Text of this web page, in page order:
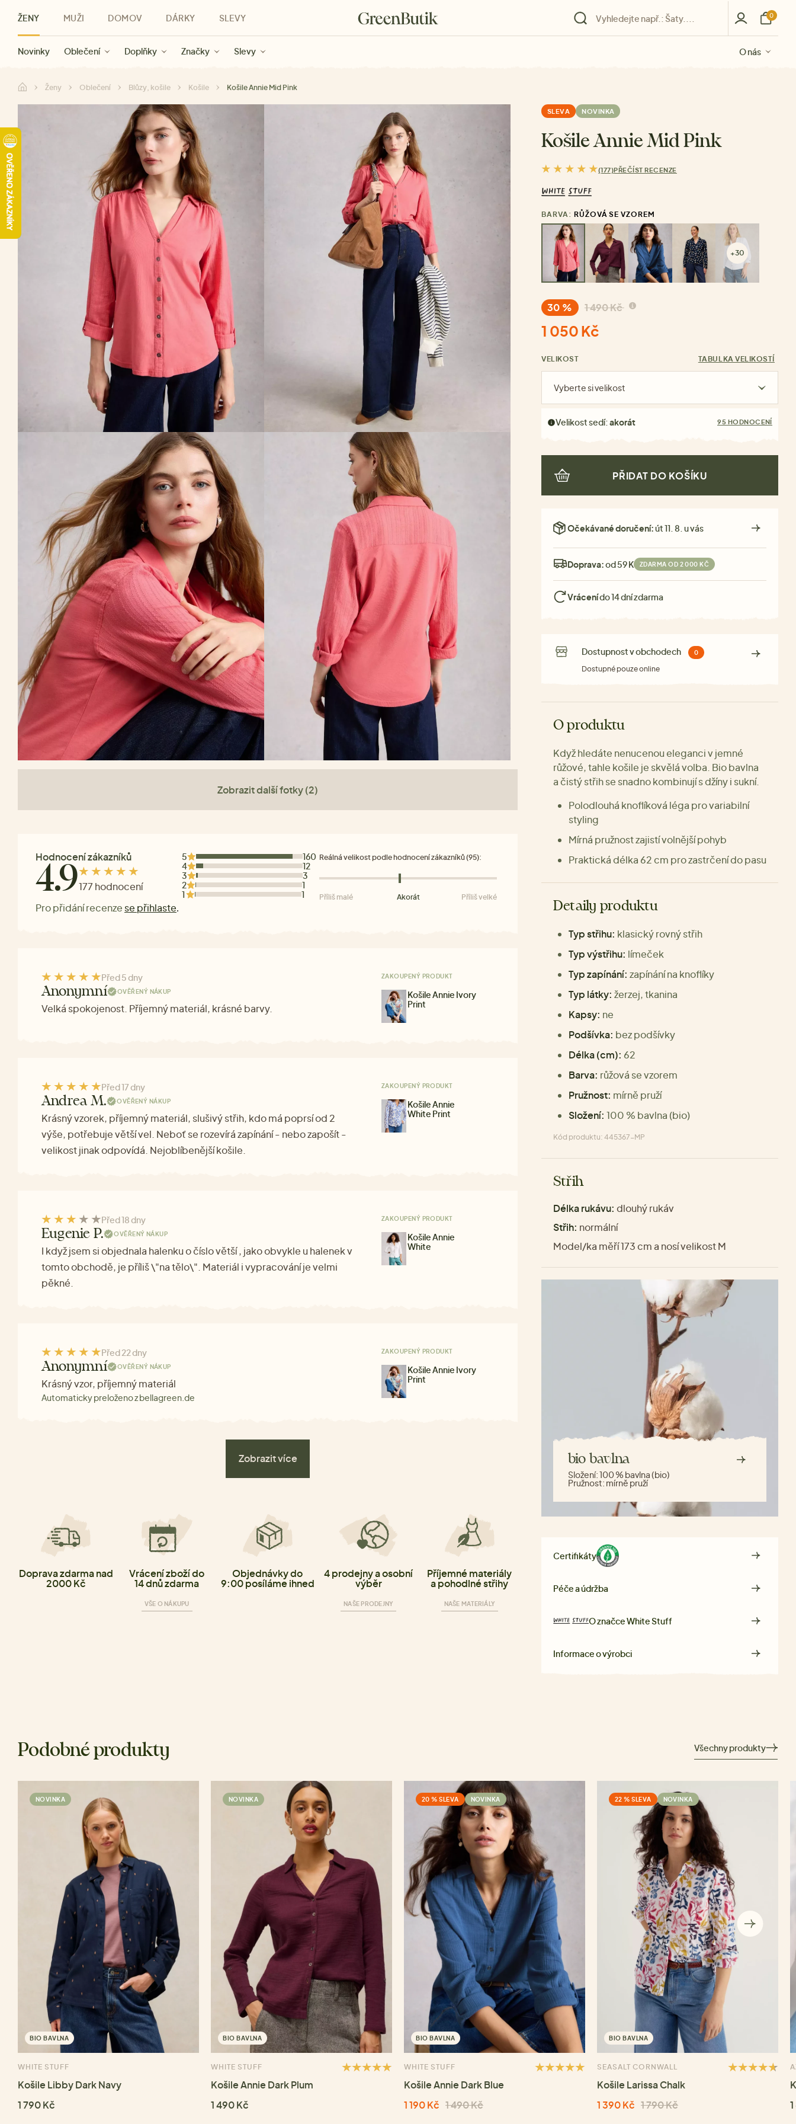
ŽENY
Novinky Oblečení Doplňky Značky Slevy O nás
MUŽI
Novinky Oblečení Značky Slevy O nás
DOMOV
Kategorie Značky Slevy O nás
DÁRKY
Pro ženy Pro muže Pro děti Pro všechny Dárkové poukazy O nás
SLEVY
Slevy ženy Slevy muži O nás
0
Ženy Oblečení Blůzy, košile Košile Košile Annie Mid Pink
Zobrazit další fotky (2)
Hodnocení zákazníků
4.9177 hodnocení
Pro přidání recenze se přihlaste.
5
160
4
12
3
3
2
1
1
1
Reálná velikost podle hodnocení zákazníků (95):
Příliš malé Akorát Příliš velké
Před 5 dny
Anonymní OVĚŘENÝ NÁKUP
Velká spokojenost. Příjemný materiál, krásné barvy.
ZAKOUPENÝ PRODUKT
Košile Annie Ivory
Print
Před 17 dny
Andrea M. OVĚŘENÝ NÁKUP
Krásný vzorek, příjemný materiál, slušivý střih, kdo má poprsí od 2
výše, potřebuje větší vel. Neboť se rozevírá zapínání - nebo zapošít -
velikost jinak odpovídá. Nejoblíbenější košile.
ZAKOUPENÝ PRODUKT
Košile Annie
White Print
Před 18 dny
Eugenie P. OVĚŘENÝ NÁKUP
I když jsem si objednala halenku o číslo větší , jako obvykle u halenek v
tomto obchodě, je příliš \"na tělo\". Materiál i vypracování je velmi
pěkné.
ZAKOUPENÝ PRODUKT
Košile Annie
White
Před 22 dny
Anonymní OVĚŘENÝ NÁKUP
Krásný vzor, příjemný materiál
Automaticky preloženo z bellagreen.de
ZAKOUPENÝ PRODUKT
Košile Annie Ivory
Print
Zobrazit více
Doprava zdarma nad
2000 Kč
Vrácení zboží do
14 dnů zdarma
VŠE O NÁKUPU
Objednávky do
9:00 posíláme ihned
4 prodejny a osobní
výběr
NAŠE PRODEJNY
Příjemné materiály
a pohodlné střihy
NAŠE MATERIÁLY
SLEVA NOVINKA
Košile Annie Mid Pink
(177)PŘEČÍST RECENZE
BARVA: RŮŽOVÁ SE VZOREM
+30
30 % 1 490 Kč
1 050 Kč
VELIKOST TABULKA VELIKOSTÍ
Vyberte si velikost
Velikost sedí:akorát 95 HODNOCENÍ
PŘIDAT DO KOŠÍKU
Očekávané doručení:út 11. 8. u vás
Doprava:od 59 Kč ZDARMA OD 2 000 KČ
Vrácenído 14 dní zdarma
Dostupnost v obchodech 0
Dostupné pouze online
O produktu
Když hledáte nenucenou eleganci v jemné
růžové, tahle košile je skvělá volba. Bio bavlna
a čistý střih se snadno kombinují s džíny i sukní.
Polodlouhá knoflíková léga pro variabilní
styling
Mírná pružnost zajistí volnější pohyb
Praktická délka 62 cm pro zastrčení do pasu
Detaily produktu
Typ střihu: klasický rovný střih
Typ výstřihu: límeček
Typ zapínání: zapínání na knoflíky
Typ látky: žerzej, tkanina
Kapsy: ne
Podšívka: bez podšívky
Délka (cm): 62
Barva: růžová se vzorem
Pružnost: mírně pruží
Složení: 100 % bavlna (bio)
Kód produktu: 445367-MP
Střih
Délka rukávu: dlouhý rukáv
Střih: normální
Model/ka měří 173 cm a nosí velikost M
bio bavlna
Složení:100 % bavlna (bio)
Pružnost: mírně pruží
Certifikáty
Péče a údržba
O značceWhite Stuff
Informace o výrobci
Podobné produkty Všechny produkty
NOVINKA
BIO BAVLNA
WHITE STUFF
Košile Libby Dark Navy
1 790 Kč
NOVINKA
BIO BAVLNA
WHITE STUFF
Košile Annie Dark Plum
1 490 Kč
20 % SLEVA NOVINKA
BIO BAVLNA
WHITE STUFF
Košile Annie Dark Blue
1 190 Kč 1 490 Kč
22 % SLEVA NOVINKA
BIO BAVLNA
SEASALT CORNWALL
Košile Larissa Chalk
1 390 Kč 1 790 Kč